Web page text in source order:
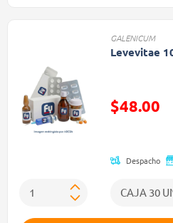
GALENICUM
Levevitae
$48.00
Despacho